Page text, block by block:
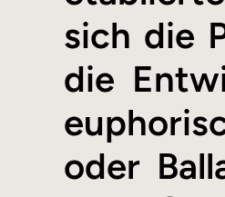
sich die
die
oder